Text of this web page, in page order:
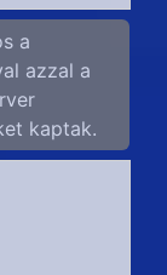
a
azzal a
kaptak.